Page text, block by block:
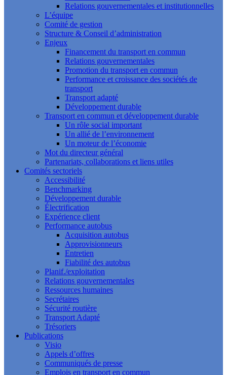
Relations gouvernementales et institutionnelles
L’équipe
Comité de gestion
Structure & Conseil d’administration
Enjeux
Financement du transport en commun
Relations gouvernementales
Promotion du transport en commun
Performance et croissance des sociétés de
transport
Transport adapté
Développement durable
Transport en commun et développement durable
Un rôle social important
Un allié de l’environnement
Un moteur de l’économie
Mot du directeur général
Partenariats, collaborations et liens utiles
Comités sectoriels
Accessibilité
Benchmarking
Développement durable
Électrification
Expérience client
Performance autobus
Acquisition autobus
Approvisionneurs
Entretien
Fiabilité des autobus
Planif./exploitation
Relations gouvernementales
Ressources humaines
Secrétaires
Sécurité routière
Transport Adapté
Trésoriers
Publications
Visio
Appels d’offres
Communiqués de presse
Emplois en transport en commun